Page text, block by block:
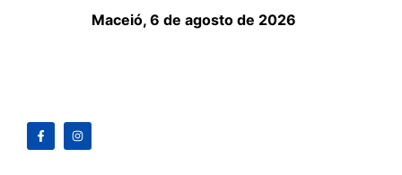
Maceió, 6 de agosto de 2026